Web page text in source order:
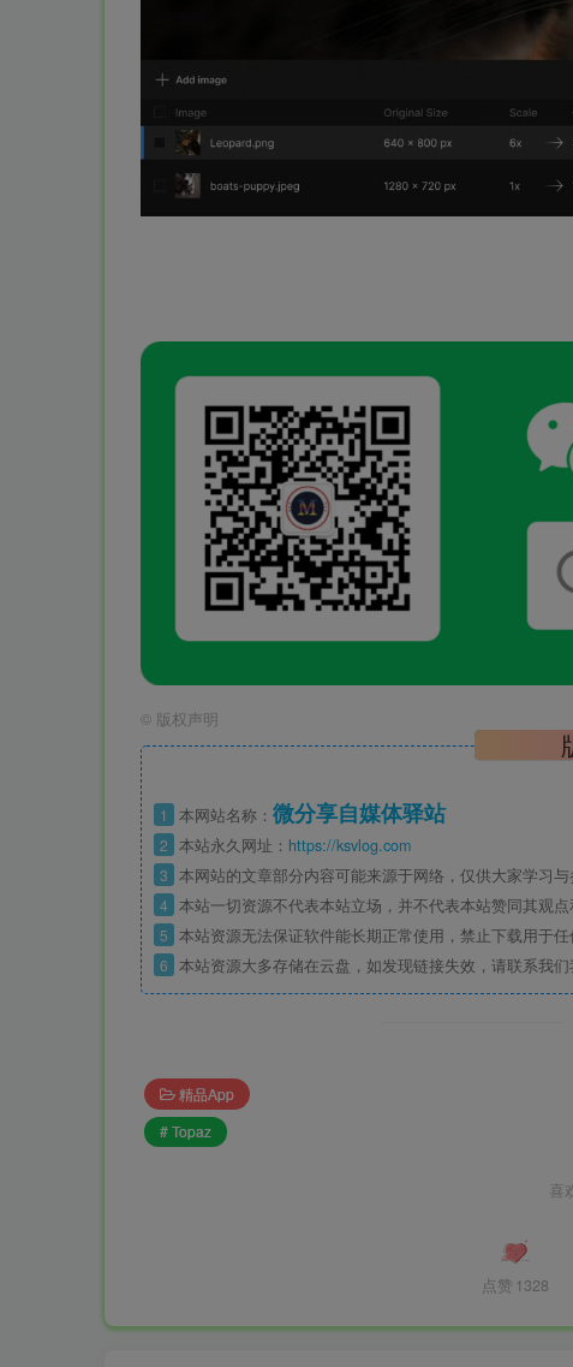
© 版权声明
1 本网站名称： 微分享自媒体驿站
2 本站永久网址： https://ksvlog.com
3 本网站的文章部分内容可能来源于网络，仅供大家学习
4 本站一切资源不代表本站立场，并不代表本站赞同其观点
5 本站资源无法保证软件能长期正常使用，禁止下载用于
6 本站资源大多存储在云盘，如发现链接失效，请联系我们
精品App
# Topaz
喜
点赞 1328